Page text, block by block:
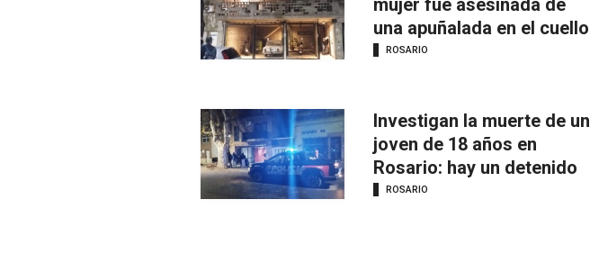
mujer fue asesinada de
una apuñalada en el cuello
ROSARIO
Investigan la muerte de un
joven de 18 años en
Rosario: hay un detenido
ROSARIO